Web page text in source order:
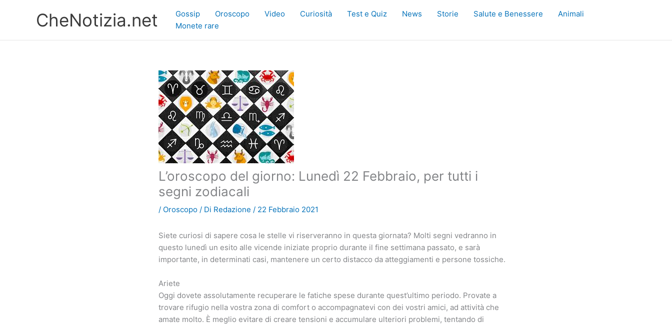
CheNotizia.net Gossip Oroscopo Video Curiosità Test e Quiz News Storie Salute e Benessere
Animali
Monete rare
L’oroscopo del giorno: Lunedì 22 Febbraio, per tutti i
segni zodiacali
/ Oroscopo / Di Redazione / 22 Febbraio 2021
Siete curiosi di sapere cosa le stelle vi riserveranno in questa giornata? Molti segni vedranno in
questo lunedì un esito alle vicende iniziate proprio durante il fine settimana passato, e sarà
importante, in determinati casi, mantenere un certo distacco da atteggiamenti e persone tossiche.
Ariete
Oggi dovete assolutamente recuperare le fatiche spese durante quest’ultimo periodo. Provate a
trovare rifugio nella vostra zona di comfort o accompagnatevi con dei vostri amici, ad attività che
amate molto. È meglio evitare di creare tensioni e accumulare ulteriori problemi, tentando di